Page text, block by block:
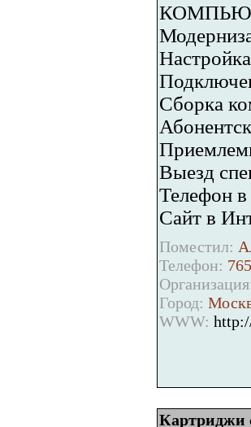
Сборка
Выезд
Телефон
Сайт в
Поместил:
Телефон:
Город:
WWW:
Картриджи